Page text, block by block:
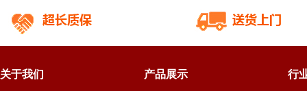
关于我们 产品展示 行